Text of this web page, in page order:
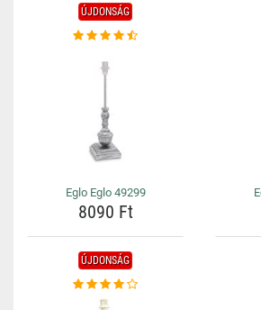
ÚJDONSÁG
Eglo Eglo 49299
8090 Ft
ÚJDONSÁG